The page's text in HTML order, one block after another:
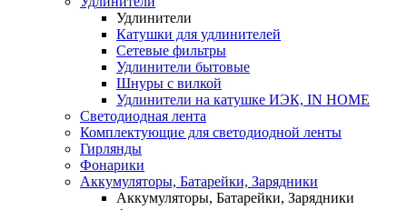
Удлинители
Катушки для удлинителей
Сетевые фильтры
Удлинители бытовые
Шнуры с вилкой
Удлинители на катушке ИЭК, IN HOME
Светодиодная лента
Комплектующие для светодиодной ленты
Гирлянды
Фонарики
Аккумуляторы, Батарейки, Зарядники
Аккумуляторы, Батарейки, Зарядники